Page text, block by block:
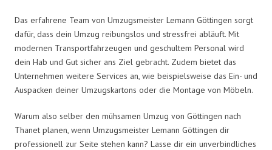
Das erfahrene Team von Umzugsmeister Lemann Göttingen sorgt
dafür, dass dein Umzug reibungslos und stressfrei abläuft. Mit
modernen Transportfahrzeugen und geschultem Personal wird
dein Hab und Gut sicher ans Ziel gebracht. Zudem bietet das
Unternehmen weitere Services an, wie beispielsweise das Ein- und
Auspacken deiner Umzugskartons oder die Montage von Möbeln.
Warum also selber den mühsamen Umzug von Göttingen nach
Thanet planen, wenn Umzugsmeister Lemann Göttingen dir
professionell zur Seite stehen kann? Lasse dir ein unverbindliches